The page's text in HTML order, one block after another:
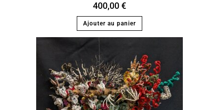
400,00€
Ajouter au panier